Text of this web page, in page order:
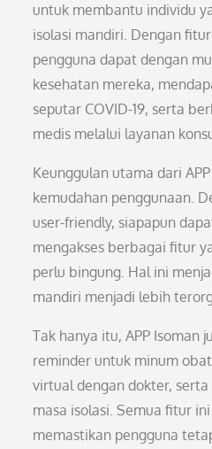
untuk membantu individu
isolasi mandiri. Dengan
pengguna dapat dengan
kesehatan mereka,
seputar COVID-19, serta
medis melalui layanan
Keunggulan utama dari
kemudahan penggunaan.
user-friendly, siapapun
mengakses berbagai fitur
perlu bingung. Hal ini
mandiri menjadi lebih
Tak hanya itu, APP Isoman
reminder untuk minum
virtual dengan dokter,
masa isolasi. Semua fitur
memastikan pengguna